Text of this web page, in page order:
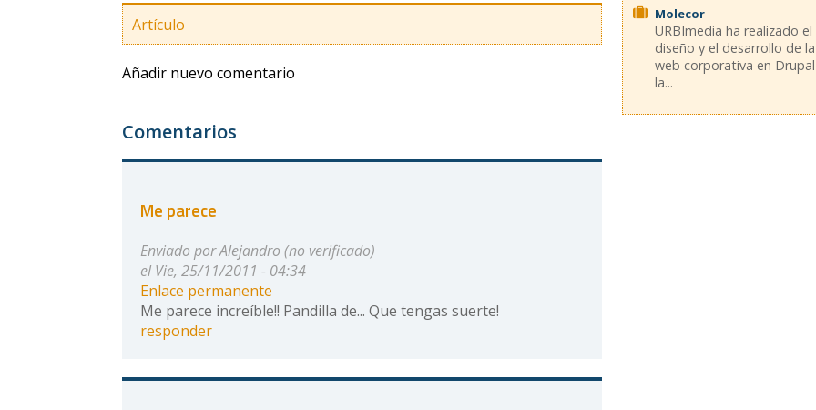
Artículo
Añadir nuevo comentario
Comentarios
Me parece
Enviado porAlejandro (no verificado)
el Vie, 25/11/2011 - 04:34
Enlace permanente
Me parece increíble!! Pandilla de... Que tengas suerte!
responder
Molecor
URBImedia ha realizado el
diseño y el desarrollo de la
web corporativa en
la...